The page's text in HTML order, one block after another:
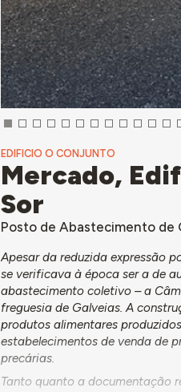
EDIFICIO O CONJUNTO
Mercado,
Sor
Posto de Abastecimento de
Apesar da reduzida expressão
se verificava à época ser a de
abastecimento coletivo – a
freguesia de Galveias. A
produtos alimentares
estabelecimentos de venda de
precárias.
Tanto quanto a documentação